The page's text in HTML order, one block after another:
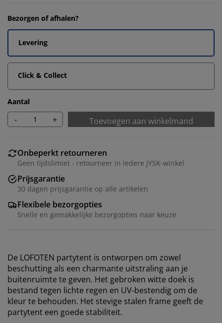
Bezorgen of afhalen?
Levering
Click & Collect
Aantal
- + Toevoegen aan winkelmand
Onbeperkt retourneren
Geen tijdslimiet - retourneer in iedere JYSK-winkel
Prijsgarantie
30 dagen prijsgarantie op alle artikelen
Flexibele bezorgopties
Snelle en gemakkelijke bezorgopties naar keuze
De LOFOTEN partytent is ontworpen om zowel
beschutting als een charmante uitstraling aan je
buitenruimte te geven. Het gebroken witte doek is
bestand tegen lichte regen en UV-bestendig om de
kleur te behouden. Het stevige stalen frame geeft de
partytent een goede stabiliteit.